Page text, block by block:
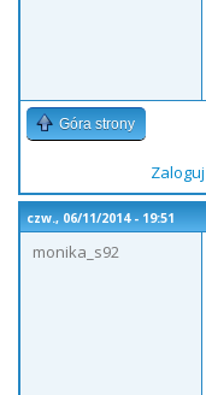
Góra strony
czw., 06/11/2014 - 19:51
monika_s92